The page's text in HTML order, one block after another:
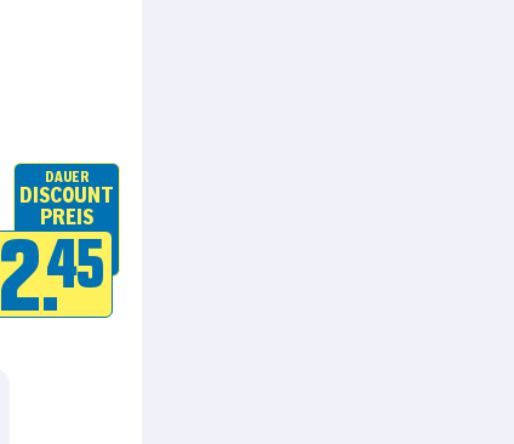
DAUER
DISCOUNT
PREIS
2.45